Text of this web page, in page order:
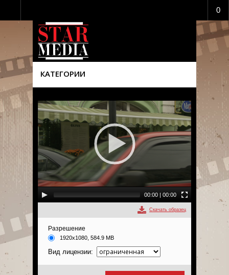
0
КАТЕГОРИИ
00:00 | 00:00
Скачать образец
Разрешение
1920x1080, 584.9 MB
Вид лицензии: